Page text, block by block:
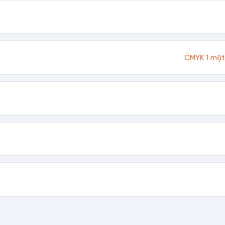
Chúng tôi sẽ tính toán kích thước tổng thể.
Cao (cm)
CMYK 1 mặt
giá theo số lượng.